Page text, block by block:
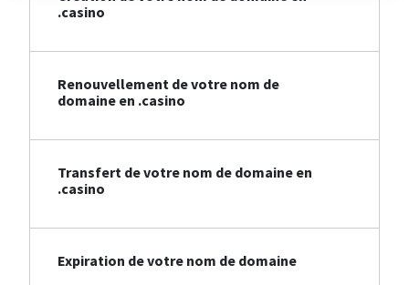
.casino
Renouvellement de votre nom de
domaine en .casino
Transfert de votre nom de domaine en
.casino
Expiration de votre nom de domaine